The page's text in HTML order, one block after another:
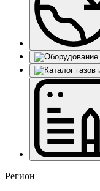
Регион